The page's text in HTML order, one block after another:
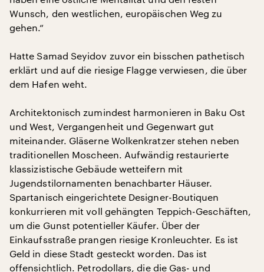
Wunsch, den westlichen, europäischen Weg zu
gehen.“
Hatte Samad Seyidov zuvor ein bisschen pathetisch
erklärt und auf die riesige Flagge verwiesen, die über
dem Hafen weht.
Architektonisch zumindest harmonieren in Baku Ost
und West, Vergangenheit und Gegenwart gut
miteinander. Gläserne Wolkenkratzer stehen neben
traditionellen Moscheen. Aufwändig restaurierte
klassizistische Gebäude wetteifern mit
Jugendstilornamenten benachbarter Häuser.
Spartanisch eingerichtete Designer-Boutiquen
konkurrieren mit voll gehängten Teppich-Geschäften,
um die Gunst potentieller Käufer. Über der
Einkaufsstraße prangen riesige Kronleuchter. Es ist
Geld in diese Stadt gesteckt worden. Das ist
offensichtlich. Petrodollars, die die Gas- und